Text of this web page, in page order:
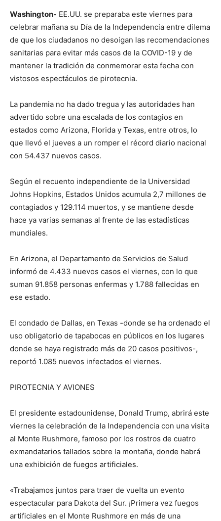
Washington- EE.UU. se preparaba este viernes para
celebrar mañana su Día de la Independencia entre dilema
de que los ciudadanos no desoigan las recomendaciones
sanitarias para evitar más casos de la COVID-19 y de
mantener la tradición de conmemorar esta fecha con
vistosos espectáculos de pirotecnia.
La pandemia no ha dado tregua y las autoridades han
advertido sobre una escalada de los contagios en
estados como Arizona, Florida y Texas, entre otros, lo
que llevó el jueves a un romper el récord diario nacional
con 54.437 nuevos casos.
Según el recuento independiente de la Universidad
Johns Hopkins, Estados Unidos acumula 2,7 millones de
contagiados y 129.114 muertos, y se mantiene desde
hace ya varias semanas al frente de las estadísticas
mundiales.
En Arizona, el Departamento de Servicios de Salud
informó de 4.433 nuevos casos el viernes, con lo que
suman 91.858 personas enfermas y 1.788 fallecidas en
ese estado.
El condado de Dallas, en Texas -donde se ha ordenado el
uso obligatorio de tapabocas en públicos en los lugares
donde se haya registrado más de 20 casos positivos-,
reportó 1.085 nuevos infectados el viernes.
PIROTECNIA Y AVIONES
El presidente estadounidense, Donald Trump, abrirá este
viernes la celebración de la Independencia con una visita
al Monte Rushmore, famoso por los rostros de cuatro
exmandatarios tallados sobre la montaña, donde habrá
una exhibición de fuegos artificiales.
«Trabajamos juntos para traer de vuelta un evento
espectacular para Dakota del Sur. ¡Primera vez fuegos
artificiales en el Monte Rushmore en más de una